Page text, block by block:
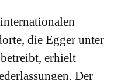
die Egger unter
erhielt
Der